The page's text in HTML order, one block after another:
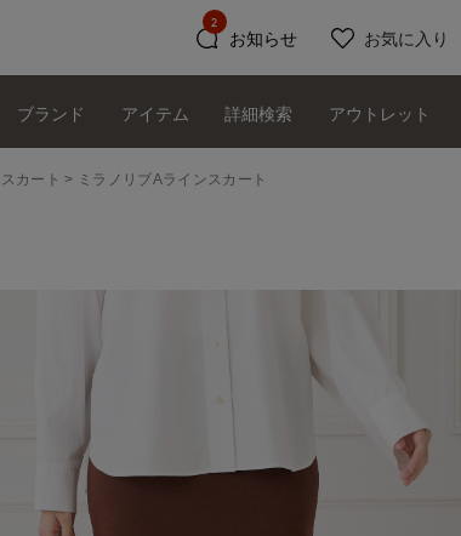
お知らせ
2
お気に入り
ブランド アイテム 詳細検索 アウトレット
スカート ミラノリブAラインスカート